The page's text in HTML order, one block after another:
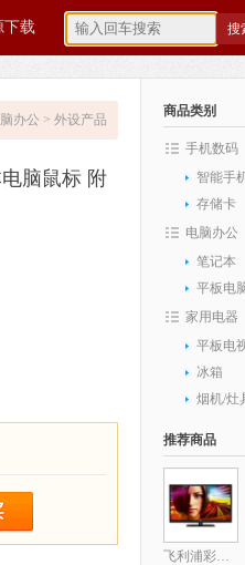
下载
办公 > 外设产品
脑鼠标 附
商品类别
手机数码
智能手
存储卡
电脑办公
笔记本
平板电
家用电器
平板电
冰箱
烟机/灶
推荐商品
飞利浦彩电42PFL3320/T3